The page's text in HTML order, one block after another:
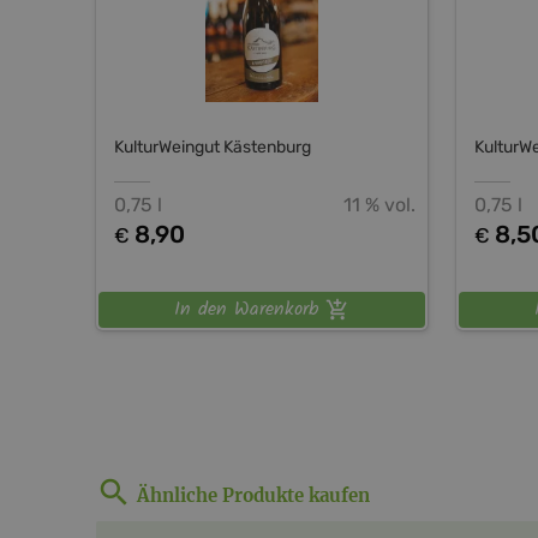
KulturWeingut Kästenburg
11 % vol.
0,75 l
€ 8,90
In den Warenkorb
0,75 l
€
Ähnliche Produkte kaufen